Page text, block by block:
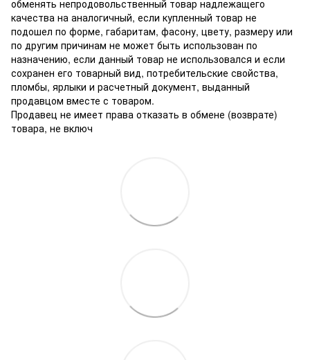
обменять непродовольственный товар надлежащего
качества на аналогичный, если купленный товар не
подошел по форме, габаритам, фасону, цвету, размеру или
по другим причинам не может быть использован по
назначению, если данный товар не использовался и если
сохранен его товарный вид, потребительские свойства,
пломбы, ярлыки и расчетный документ, выданный
продавцом вместе с товаром.
Продавец не имеет права отказать в обмене (возврате)
товара, не включ